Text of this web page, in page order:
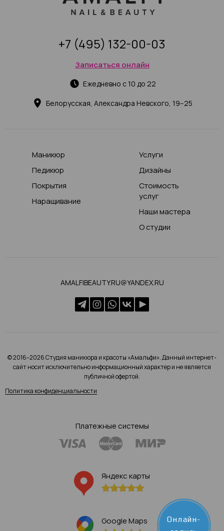
Белорусская, Александра Невского, 19–25
Ежедневно с 10 до 22
Записаться онлайн
+7 (495) 132-00-03
Маникюр
Педикюр
Покрытия
Наращивание
Услуги
Дизайны
Стоимость
услуг
Наши мастера
О студии
AMALFIBEAUTY.RU@YANDEX.RU
© 2016–2026 Студия маникюра и красоты «Амальфи». Данный интернет-
сайт носит исключительно информационный характер и не является
публичной офертой.
Политика конфиденциальности
Платежные системы
Яндекс карты
Google Maps
Онлайн-